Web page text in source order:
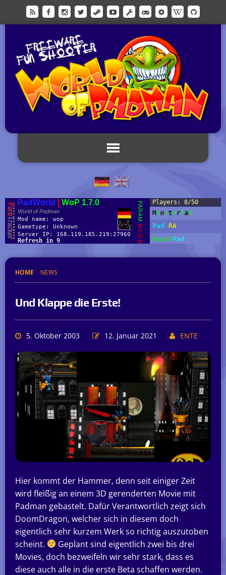
HOME NEWS
Und Klappe die Erste!
5. Oktober 2003 12. Januar 2021 ENTE
Hier kommt der Hammer, denn seit einiger Zeit
wird fleißig an einem 3D gerenderten Movie mit
Padman gebastelt. Dafür Verantwortlich zeigt sich
DoomDragon, welcher sich in diesem doch
eigentlich sehr kurzem Werk so richtig auszutoben
scheint.
Geplant sind eigentlich zwei bis drei
Movies, doch bezweifeln wir sehr stark, dass es
diese auch alle in die erste Beta schaffen werden.